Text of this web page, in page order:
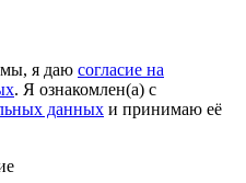
я даю согласие на
. Я ознакомлен(а) с
данных и принимаю её